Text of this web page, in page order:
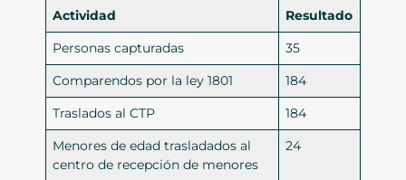
Actividad
Resultado
Personas capturadas
35
Comparendos por la ley 1801
184
Traslados al CTP
184
Menores de edad trasladados al
centro de recepción de menores
24